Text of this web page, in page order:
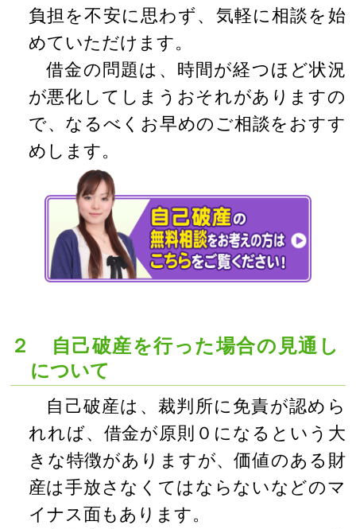
負担を不安に思わず、気軽に相談を始
めていただけます。
借金の問題は、時間が経つほど状況
が悪化してしまうおそれがありますの
で、なるべくお早めのご相談をおすす
めします。
２ 自己破産を行った場合の見通し
について
自己破産は、裁判所に免責が認めら
れれば、借金が原則０になるという大
きな特徴がありますが、価値のある財
産は手放さなくてはならないなどのマ
イナス面もあります。